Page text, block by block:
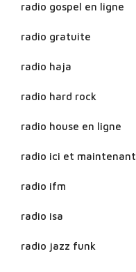
radio gospel en ligne
radio gratuite
radio haja
radio hard rock
radio house en ligne
radio ici et maintenant
radio ifm
radio isa
radio jazz funk